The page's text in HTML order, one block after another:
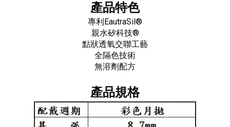
產品特色
專利EautraSil®
親水矽科技®
點狀透氧交聯工藝
全隔色技術
無溶劑配方
產品規格